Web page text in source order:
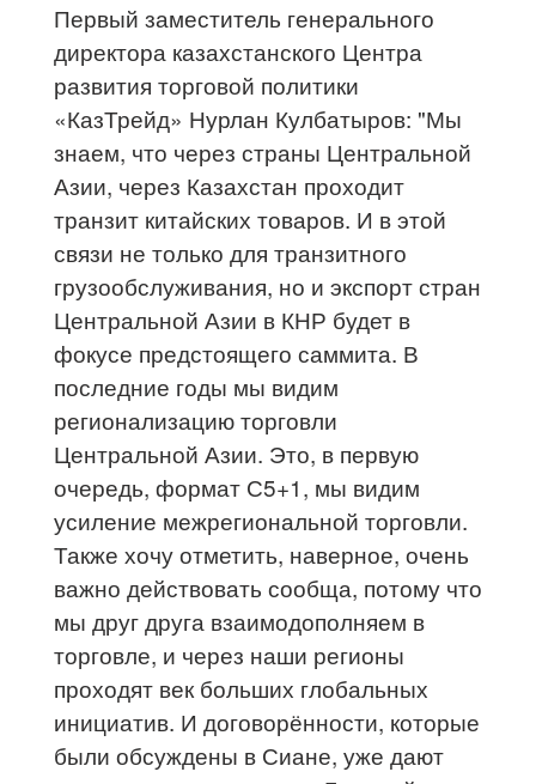
Первый заместитель генерального
директора казахстанского Центра
развития торговой политики
«КазТрейд» Нурлан Кулбатыров: "Мы
знаем, что через страны Центральной
Азии, через Казахстан проходит
транзит китайских товаров. И в этой
связи не только для транзитного
грузообслуживания, но и экспорт стран
Центральной Азии в КНР будет в
фокусе предстоящего саммита. В
последние годы мы видим
регионализацию торговли
Центральной Азии. Это, в первую
очередь, формат С5+1, мы видим
усиление межрегиональной торговли.
Также хочу отметить, наверное, очень
важно действовать сообща, потому что
мы друг друга взаимодополняем в
торговле, и через наши регионы
проходят век больших глобальных
инициатив. И договорённости, которые
были обсуждены в Сиане, уже дают